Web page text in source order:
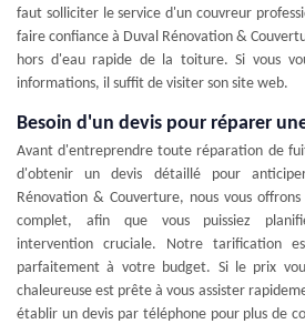
faut solliciter le service d'un couvreur
faire confiance à Duval Rénovation &
hors d'eau rapide de la toiture. Si vous
informations, il suffit de visiter son site web.
Besoin d'un devis pour réparer
Avant d'entreprendre toute réparation de
d'obtenir un devis détaillé pour
Rénovation & Couverture, nous vous
complet, afin que vous puissiez
intervention cruciale. Notre tarification
parfaitement à votre budget. Si le prix
chaleureuse est prête à vous assister
établir un devis par téléphone pour plus de